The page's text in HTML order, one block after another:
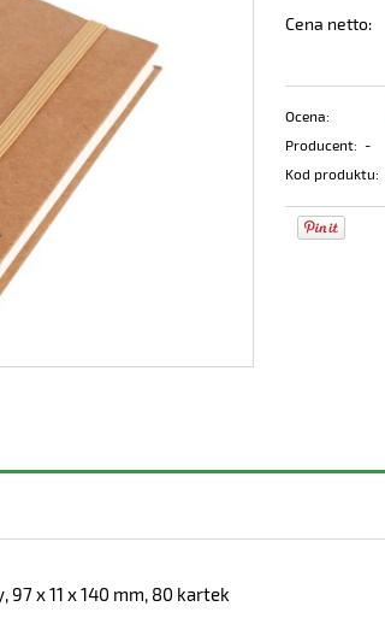
Cena netto:
Ocena:
Producent: -
Kod produktu:
x 11 x 140 mm, 80 kartek